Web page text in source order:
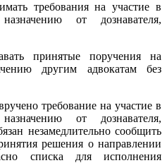
требования на участие в
от дознавателя,
принятые поручения на
другим адвокатам без
требование на участие в
от дознавателя,
незамедлительно сообщить
решения о направлении
списка для исполнения